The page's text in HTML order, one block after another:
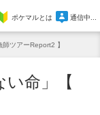
ポケマルとは 通信中...
ツアーReport2 】
命」【